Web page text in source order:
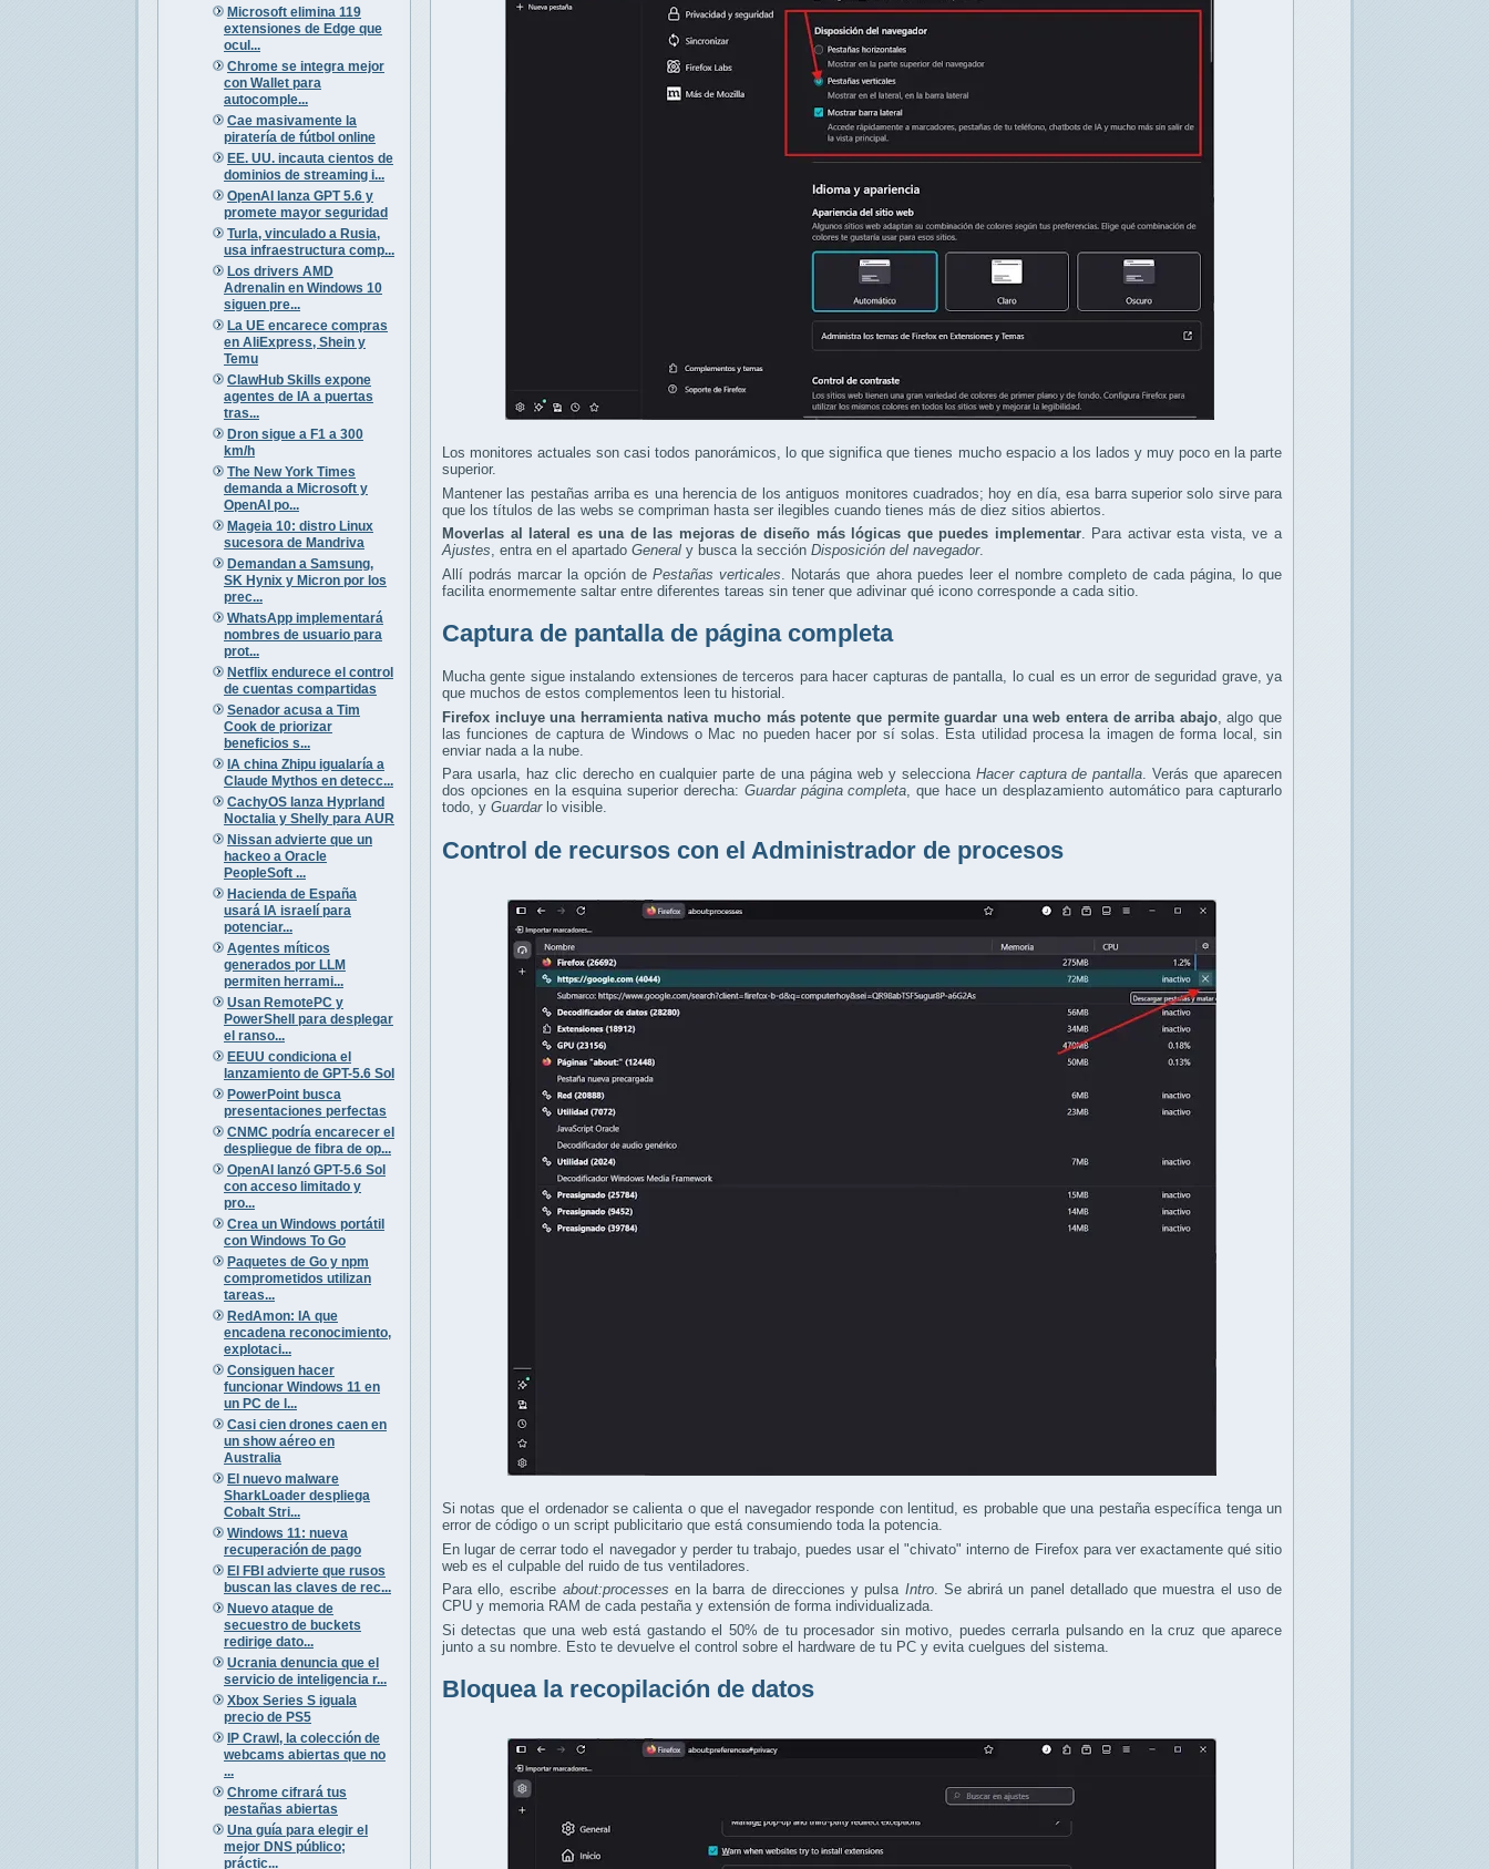
Microsoft elimina 119
extensiones de Edge que
ocul...
Chrome se integra mejor
con Wallet para
autocomple...
Cae masivamente la
piratería de fútbol online
EE. UU. incauta cientos de
dominios de streaming i...
OpenAI lanza GPT 5.6 y
promete mayor seguridad
Turla, vinculado a Rusia,
usa infraestructura comp...
Los drivers AMD
Adrenalin en Windows 10
siguen pre...
La UE encarece compras
en AliExpress, Shein y
Temu
ClawHub Skills expone
agentes de IA a puertas
tras...
Dron sigue a F1 a 300
km/h
The New York Times
demanda a Microsoft y
OpenAI po...
Mageia 10: distro Linux
sucesora de Mandriva
Demandan a Samsung,
SK Hynix y Micron por los
prec...
WhatsApp implementará
nombres de usuario para
prot...
Netflix endurece el control
de cuentas compartidas
Senador acusa a Tim
Cook de priorizar
beneficios s...
IA china Zhipu igualaría a
Claude Mythos en detecc...
CachyOS lanza Hyprland
Noctalia y Shelly para AUR
Nissan advierte que un
hackeo a Oracle
PeopleSoft ...
Hacienda de España
usará IA israelí para
potenciar...
Agentes míticos
generados por LLM
permiten herrami...
Usan RemotePC y
PowerShell para desplegar
el ranso...
EEUU condiciona el
lanzamiento de GPT-5.6 Sol
PowerPoint busca
presentaciones perfectas
CNMC podría encarecer el
despliegue de fibra de op...
OpenAI lanzó GPT-5.6 Sol
con acceso limitado y
pro...
Crea un Windows portátil
con Windows To Go
Paquetes de Go y npm
comprometidos utilizan
tareas...
RedAmon: IA que
encadena reconocimiento,
explotaci...
Consiguen hacer
funcionar Windows 11 en
un PC de l...
Casi cien drones caen en
un show aéreo en
Australia
El nuevo malware
SharkLoader despliega
Cobalt Stri...
Windows 11: nueva
recuperación de pago
El FBI advierte que rusos
buscan las claves de rec...
Nuevo ataque de
secuestro de buckets
redirige dato...
Ucrania denuncia que el
servicio de inteligencia r...
Xbox Series S iguala
precio de PS5
IP Crawl, la colección de
webcams abiertas que no
...
Chrome cifrará tus
pestañas abiertas
Una guía para elegir el
mejor DNS público;
práctic...
Los monitores actuales son casi todos panorámicos, lo que significa que tienes mucho espacio a los lados y muy poco en la parte
superior.
Mantener las pestañas arriba es una herencia de los antiguos monitores cuadrados; hoy en día, esa barra superior solo sirve para
que los títulos de las webs se compriman hasta ser ilegibles cuando tienes más de diez sitios abiertos.
Moverlas al lateral es una de las mejoras de diseño más lógicas que puedes implementar. Para activar esta vista, ve a
Ajustes, entra en el apartado General y busca la sección Disposición del navegador.
Allí podrás marcar la opción de Pestañas verticales . Notarás que ahora puedes leer el nombre completo de cada página, lo que
facilita enormemente saltar entre diferentes tareas sin tener que adivinar qué icono corresponde a cada sitio.
Captura de pantalla de página completa
Mucha gente sigue instalando extensiones de terceros para hacer capturas de pantalla, lo cual es un error de seguridad grave, ya
que muchos de estos complementos leen tu historial.
Firefox incluye una herramienta nativa mucho más potente que permite guardar una web entera de arriba abajo, algo que
las funciones de captura de Windows o Mac no pueden hacer por sí solas. Esta utilidad procesa la imagen de forma local, sin
enviar nada a la nube.
Para usarla, haz clic derecho en cualquier parte de una página web y selecciona Hacer captura de pantalla. Verás que aparecen
dos opciones en la esquina superior derecha: Guardar página completa, que hace un desplazamiento automático para capturarlo
todo, y Guardarlo visible.
Control de recursos con el Administrador de procesos
Si notas que el ordenador se calienta o que el navegador responde con lentitud, es probable que una pestaña específica tenga un
error de código o un script publicitario que está consumiendo toda la potencia.
En lugar de cerrar todo el navegador y perder tu trabajo, puedes usar el "chivato" interno de Firefox para ver exactamente qué sitio
web es el culpable del ruido de tus ventiladores.
Para ello, escribe about:processes en la barra de direcciones y pulsa Intro. Se abrirá un panel detallado que muestra el uso de
CPU y memoria RAM de cada pestaña y extensión de forma individualizada.
Si detectas que una web está gastando el 50% de tu procesador sin motivo, puedes cerrarla pulsando en la cruz que aparece
junto a su nombre. Esto te devuelve el control sobre el hardware de tu PC y evita cuelgues del sistema.
Bloquea la recopilación de datos